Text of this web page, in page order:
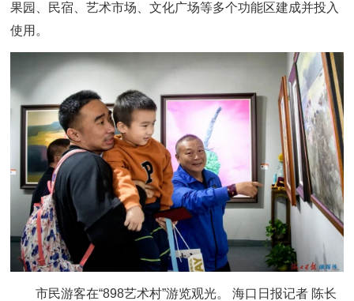
果园、民宿、艺术市场、文化广场等多个功能区建成并投入
使用。
市民游客在“898艺术村”游览观光。 海口日报记者 陈长